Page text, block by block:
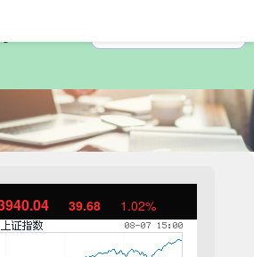
39.68 1.02%